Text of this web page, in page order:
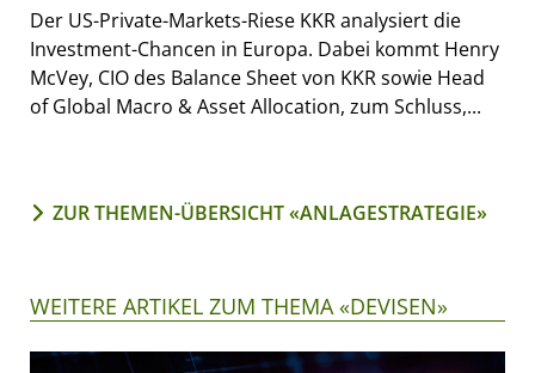
Der US-Private-Markets-Riese KKR analysiert die
Investment-Chancen in Europa. Dabei kommt Henry
McVey, CIO des Balance Sheet von KKR sowie Head
of Global Macro & Asset Allocation, zum Schluss,...
ZUR THEMEN-ÜBERSICHT «ANLAGESTRATEGIE»
WEITERE ARTIKEL ZUM THEMA «DEVISEN»